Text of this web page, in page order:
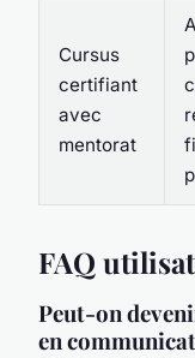
Cursus
certifiant
avec
mentorat
FAQ
Peut-on
en